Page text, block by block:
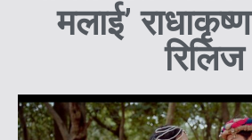
मलाई’
रिलिज